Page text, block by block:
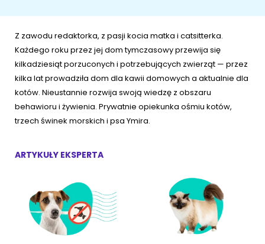
Porady żywieniowe
Przysmaki i suplementy
SZKOLENIE PSÓW
Zachowanie
Zrozumieć psa
Życie z psem
Porady żywieniowe
Przysmaki i suplementy
MAM KOTA
Życie z kotem
Szkolenie
RYBKI AKWARIOWE
OPIEKA DZIENNA
Znajdź petsittera
Z zawodu redaktorka, z pasji kocia matka i catsitterka.
Każdego roku przez jej dom tymczasowy przewija się
kilkadziesiąt porzuconych i potrzebujących zwierząt — przez
kilka lat prowadziła dom dla kawii domowych a aktualnie dla
kotów. Nieustannie rozwija swoją wiedzę z obszaru
behawioru i żywienia. Prywatnie opiekunka ośmiu kotów,
trzech świnek morskich i psa Ymira.
ARTYKUŁY EKSPERTA